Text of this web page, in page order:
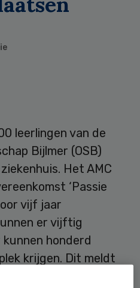
leerlingen van de
Bijlmer (OSB)
Het AMC
‘Passie
vijf jaar
er vijftig
honderd
krijgen. Dit meldt